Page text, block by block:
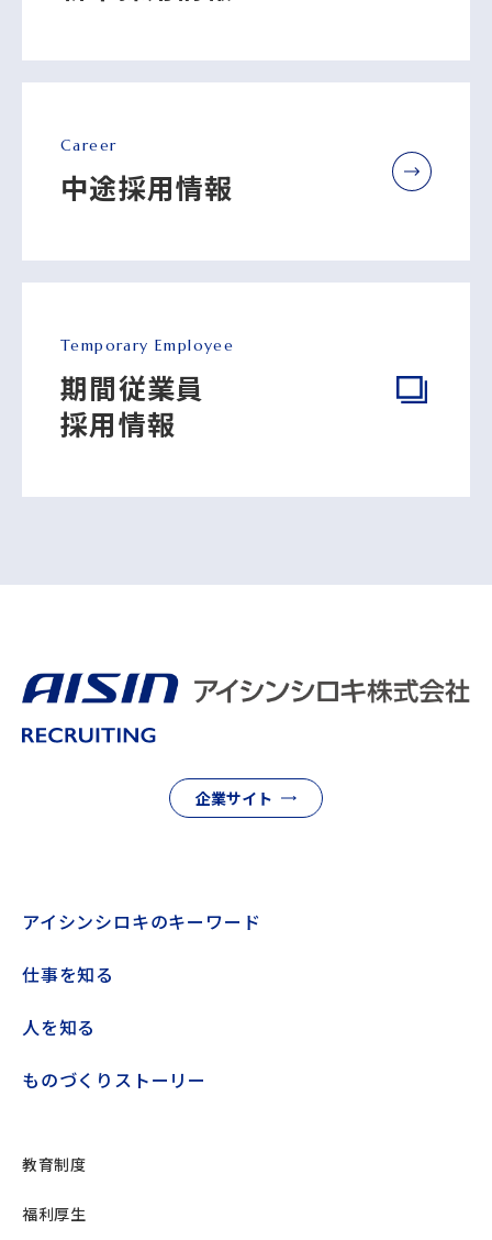
Career
中途採用情報
Temporary Employee
期間従業員
採用情報
企業サイト
アイシンシロキのキーワード
仕事を知る
人を知る
ものづくりストーリー
教育制度
福利厚生